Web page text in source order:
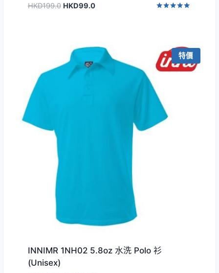
HKD199.0 原
HKD199.0。
HKD99.0目
HKD99.0。
特價
INNIMR 1NH02 5.8oz 水洗 Polo 衫
(Unisex)